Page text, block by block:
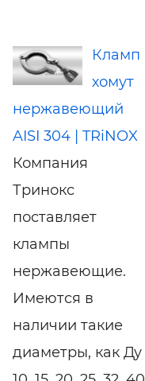
Кламп
хомут
нержавеющий
AISI 304 | TRiNOX
Компания
Тринокс
поставляет
клампы
нержавеющие.
Имеются в
наличии такие
диаметры, как Ду